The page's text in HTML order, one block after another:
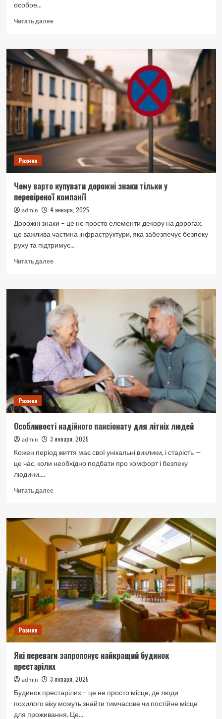
особое...
Читать далееПрочитать
Долговечность
смартфонов
ZTE:
проверка
прочность
реальных
условиях
Разное
Чому варто купувати дорожні знаки тільки у
перевіреної компанії
admin
4 января, 2025
Дорожні знаки – це не просто елементи декору на дорогах,
це важлива частина інфраструктури, яка забезпечує безпеку
руху та підтримує...
Читать далееПрочитать
Чому
варто
купувати
дорожні
знаки
тільки
у
перевіреної
компанії
Разное
Особливості надійного пансіонату для літніх людей
admin
3 января, 2025
Кожен період життя має свої унікальні виклики, і старість —
це час, коли необхідно подбати про комфорт і безпеку
людини....
Читать далееПрочитать
Особливості
надійного
пансіонату
для
літніх
людей
Разное
Які переваги запропонує найкращий будинок
престарілих
admin
3 января, 2025
Будинок престарілих – це не просто місце, де люди
похилого віку можуть знайти тимчасове чи постійне місце
для проживання. Це...